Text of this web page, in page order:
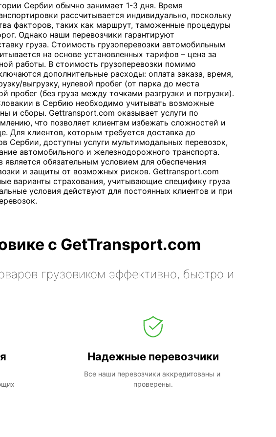
Сербии обычно занимает 1-3 дня. Время
рассчитывается индивидуально, поскольку
факторов, таких как маршрут, таможенные процедуры
Однако наши перевозчики гарантируют
груза. Стоимость грузоперевозки автомобильным
на основе установленных тарифов – цена за
работы. В стоимость грузоперевозки помимо
дополнительные расходы: оплата заказа, время,
выгрузку, нулевой пробег (от парка до места
пробег (без груза между точками разгрузки и погрузки).
в Сербию необходимо учитывать возможные
и сборы. Gettransport.com оказывает услуги по
что позволяет клиентам избежать сложностей и
Для клиентов, которым требуется доставка до
Сербии, доступны услуги мультимодальных перевозок,
автомобильного и железнодорожного транспорта.
является обязательным условием для обеспечения
и защиты от возможных рисков. Gettransport.com
варианты страхования, учитывающие специфику груза
условия действуют для постоянных клиентов и при
с GetTransport.com
грузовиком эффективно, быстро и
Надежные перевозчики
Все наши перевозчики аккредитованы и
проверены.